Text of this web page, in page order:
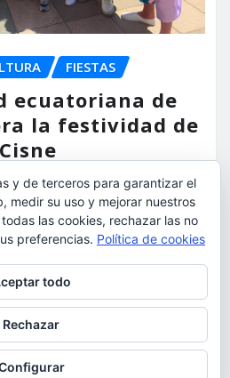
FIESTAS
ecuatoriana de
la festividad de
Ago 9, 2026
y de terceros para garantizar el
medir su uso y mejorar nuestros
las cookies, rechazar las no
preferencias. Política de cookies
todo
Rechazar
incluido cómo gestionar las cookies,